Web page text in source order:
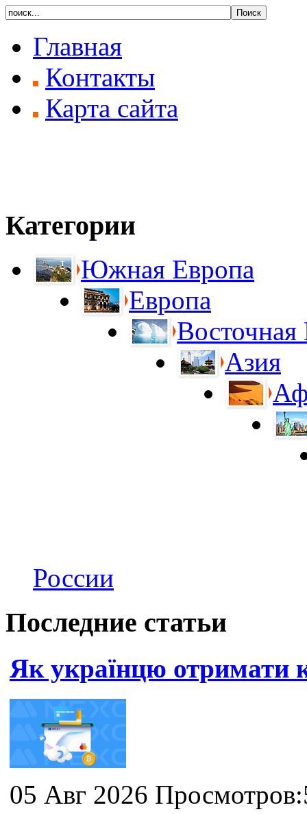
Главная
Контакты
Карта сайта
Категории
Южная Европа
Европа
Восточная
Азия
России
Последние статьи
Як українцю отримати
05 Авг 2026